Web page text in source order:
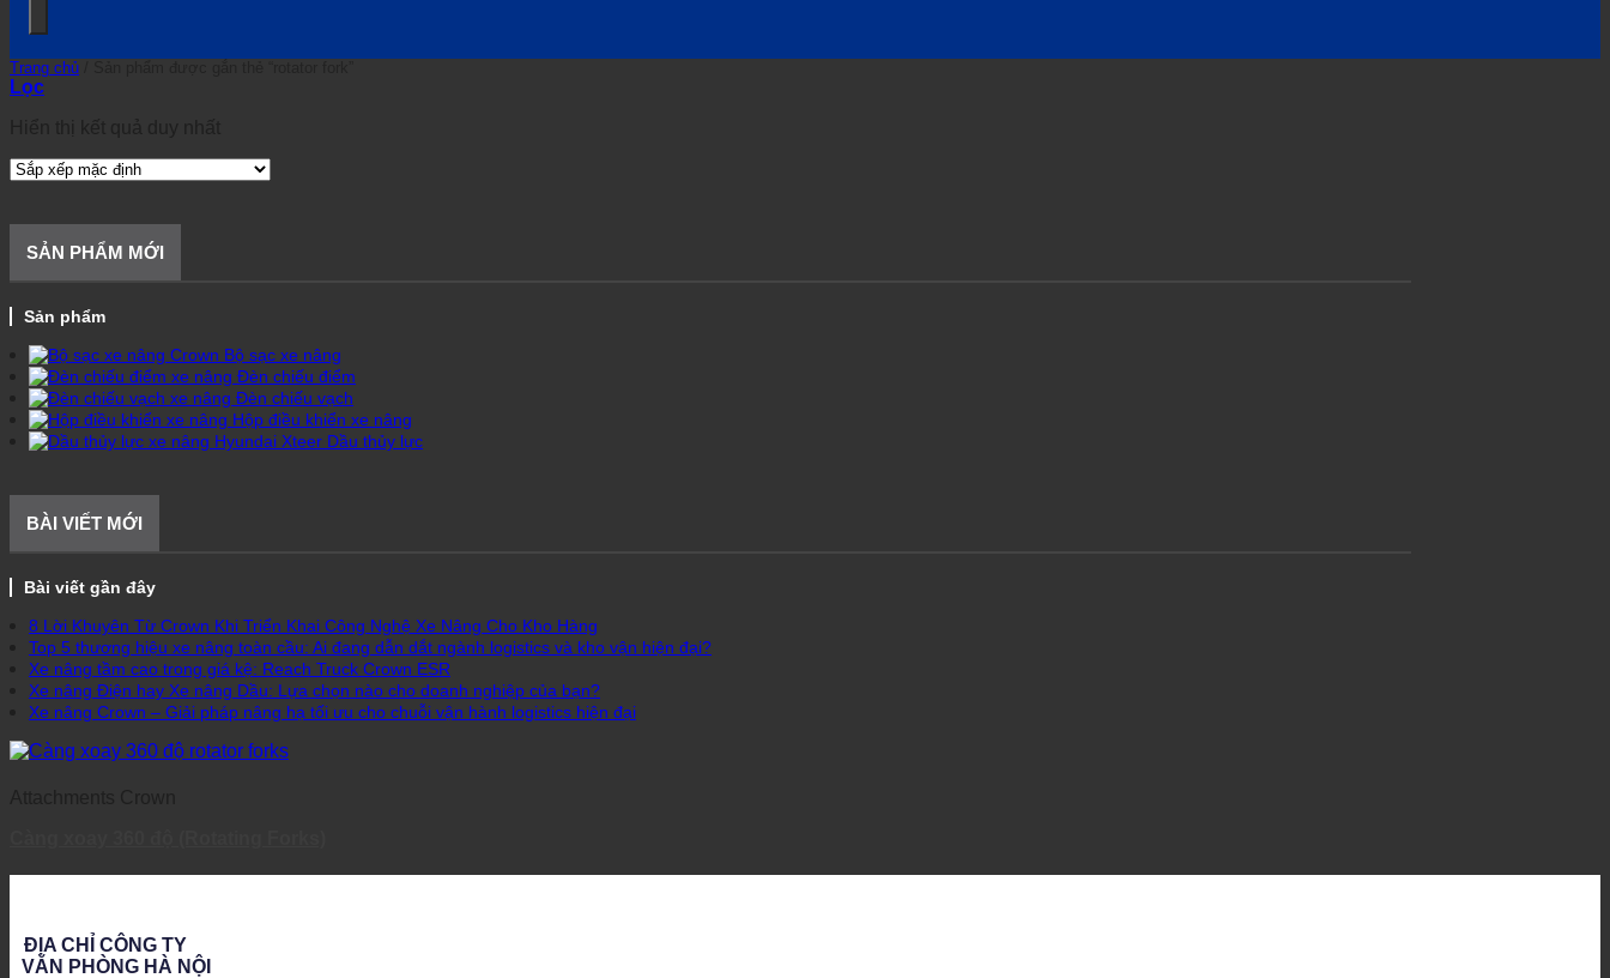
Trang chủ
Lọc
SẢN PHẨM MỚI
Sản phẩm
Bộ sạc xe nâng
Đèn chiếu điểm
Đèn chiếu vạch
Hộp điều khiển xe nâng
Dầu thủy lực
BÀI VIẾT MỚI
Bài viết gần đây
8 Lời Khuyên Từ Crown Khi Triển Khai Công Nghệ Xe Nâng Cho Kho Hàng
Top 5 thương hiệu xe nâng toàn cầu: Ai đang dẫn dắt ngành logistics và kho vận hiện đại?
Xe nâng tầm cao trong giá kệ: Reach Truck Crown ESR
Xe nâng Điện hay Xe nâng Dầu: Lựa chọn nào cho doanh nghiệp của bạn?
Xe nâng Crown – Giải pháp nâng hạ tối ưu cho chuỗi vận hành logistics hiện đại
ĐỊA CHỈ CÔNG TY
VĂN PHÒNG HÀ NỘI